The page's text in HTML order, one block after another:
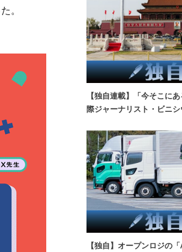
。
【独自連載】「今そこに
際ジャーナリスト・ビニシ
【独自】オープンロジの